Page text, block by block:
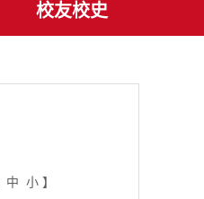
校友校史
中 小 】